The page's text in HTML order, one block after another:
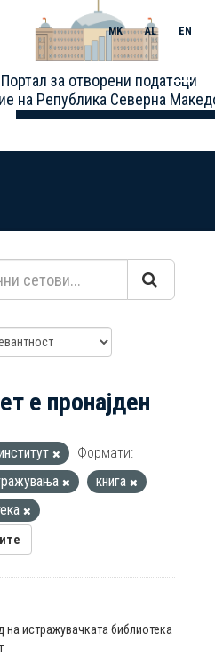
Портал за отворени податоци
на Република Северна
MK AL EN
Toggle
е пронајден
Формати:
книга
истражувачката библиотека